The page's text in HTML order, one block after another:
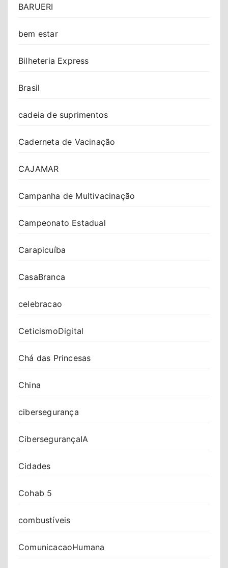
BARUERI
bem estar
Bilheteria Express
Brasil
cadeia de suprimentos
Caderneta de Vacinação
CAJAMAR
Campanha de Multivacinação
Campeonato Estadual
Carapicuíba
CasaBranca
celebracao
CeticismoDigital
Chá das Princesas
China
cibersegurança
CibersegurançaIA
Cidades
Cohab 5
combustíveis
ComunicacaoHumana